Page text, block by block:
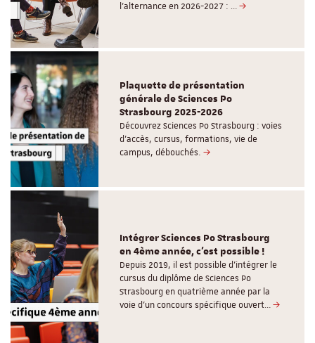
l'alternance en 2026-2027 : …
Plaquette de présentation
générale de Sciences Po
Strasbourg 2025-2026
Découvrez Sciences Po Strasbourg : voies
d'accès, cursus, formations, vie de
campus, débouchés.
Intégrer Sciences Po Strasbourg
en 4ème année, c'est possible !
Depuis 2019, il est possible d’intégrer le
cursus du diplôme de Sciences Po
Strasbourg en quatrième année par la
voie d’un concours spécifique ouvert…